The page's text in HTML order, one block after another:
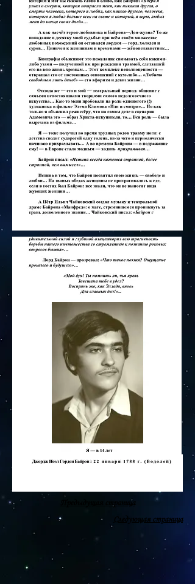
Предыдущая страница
Следующая страница